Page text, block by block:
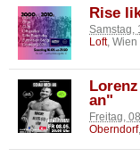
Rise
Samstag,
Loft, Wien
an"
Freitag,
Oberndorf